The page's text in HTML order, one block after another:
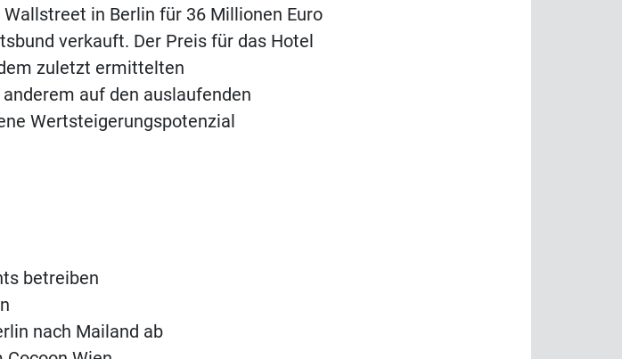
in Berlin für 36 Millionen Euro
verkauft. Der Preis für das Hotel
zuletzt ermittelten
auf den auslaufenden
Wertsteigerungspotenzial
betreiben
nach Mailand ab